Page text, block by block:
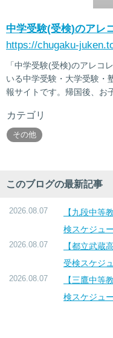
中学受験(受検)のアレ
https://chugaku-
「中学受験(受検)のアレコ
いる中学受験・大学受験・
報サイトです。帰国後、お
カテゴリ
その他
このブログの最新記事
2026.08.07
【九段中等
検スケジュ
2026.08.07
【都立武蔵
受検スケジ
2026.08.07
【三鷹中等
検スケジュ